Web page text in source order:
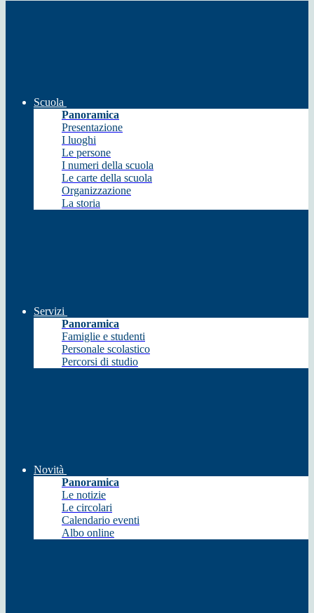
Scuola
Panoramica
Presentazione
I luoghi
Le persone
I numeri della scuola
Le carte della scuola
Organizzazione
La storia
Servizi
Panoramica
Famiglie e studenti
Personale scolastico
Percorsi di studio
Novità
Panoramica
Le notizie
Le circolari
Calendario eventi
Albo online